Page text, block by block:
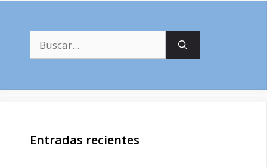
Entradas recientes